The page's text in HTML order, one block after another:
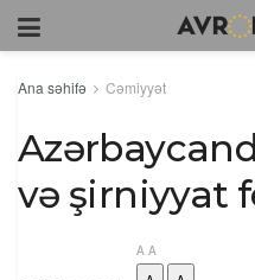
Ana səhifə Cəmiyyət
və şirniyyat
A A